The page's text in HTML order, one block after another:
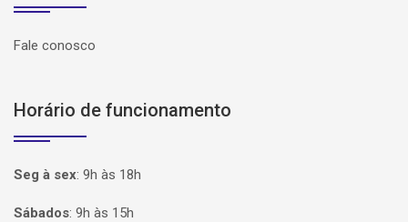
Fale conosco
Horário de funcionamento
Seg à sex: 9h às 18h
Sábados: 9h às 15h